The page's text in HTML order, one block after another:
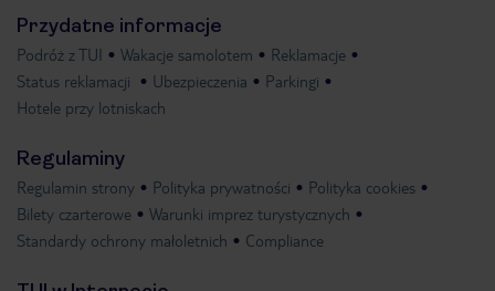
Przydatne informacje
Podróż z TUI Wakacje samolotem
Reklamacje
Status reklamacji
Ubezpieczenia
Parkingi
Hotele przy lotniskach
Regulaminy
Regulamin strony Polityka prywatności
Polityka cookies
Bilety czarterowe
Warunki imprez turystycznych
Standardy ochrony małoletnich
Compliance